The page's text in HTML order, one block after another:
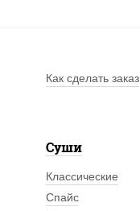
Как сделать заказ
Суши
Классические
Спайс